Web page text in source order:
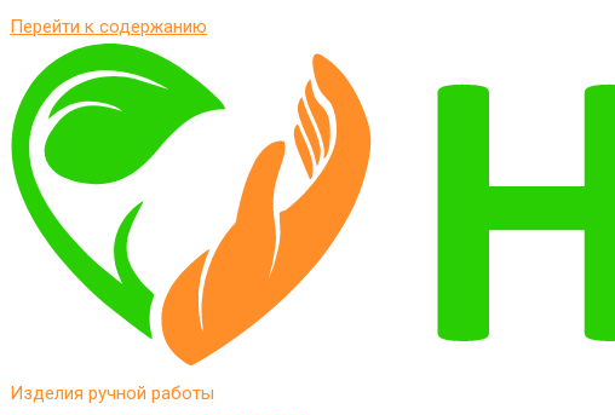
Перейти к содержанию
Изделия ручной работы